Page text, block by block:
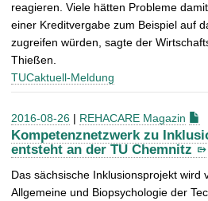
reagieren. Viele hätten Probleme
einer Kreditvergabe zum Beispiel auf
zugreifen würden, sagte der
Thießen.
TUCaktuell-Meldung
2016-08-26 | REHACARE Magazin
Kompetenznetzwerk zu
entsteht an der TU Chemnitz
Das sächsische Inklusionsprojekt wird
Allgemeine und Biopsychologie der